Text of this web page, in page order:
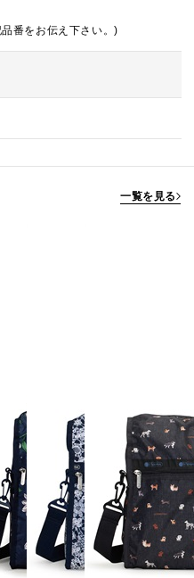
番をお伝え下さい。)
一覧を見る